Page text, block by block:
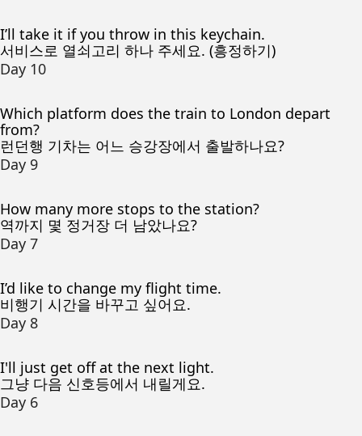
I’ll take it if you throw in this keychain.
서비스로 열쇠고리 하나 주세요. (흥정하기)
Day 10
Which platform does the train to London depart
from?
런던행 기차는 어느 승강장에서 출발하나요?
Day 9
How many more stops to the station?
역까지 몇 정거장 더 남았나요?
Day 7
I’d like to change my flight time.
비행기 시간을 바꾸고 싶어요.
Day 8
I'll just get off at the next light.
그냥 다음 신호등에서 내릴게요.
Day 6